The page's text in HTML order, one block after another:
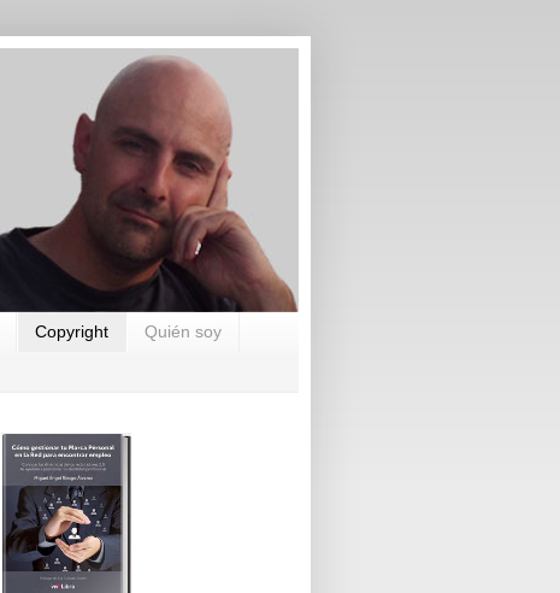
Copyright Quién soy